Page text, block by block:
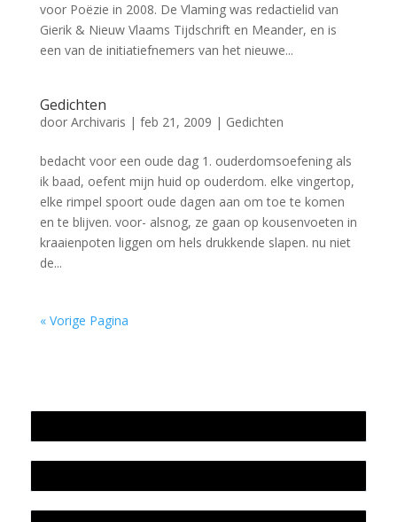
voor Poëzie in 2008. De Vlaming was redactielid van
Gierik & Nieuw Vlaams Tijdschrift en Meander, en is
een van de initiatiefnemers van het nieuwe...
Gedichten
door Archivaris | feb 21, 2009 | Gedichten
bedacht voor een oude dag 1. ouderdomsoefening als
ik baad, oefent mijn huid op ouderdom. elke vingertop,
elke rimpel spoort oude dagen aan om toe te komen
en te blijven. voor- alsnog, ze gaan op kousenvoeten in
kraaienpoten liggen om hels drukkende slapen. nu niet
de...
« Vorige Pagina